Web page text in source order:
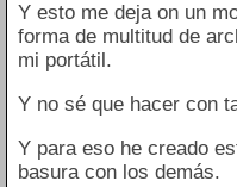
Y esto me deja on un
forma de multitud de
mi portátil.
Y no sé que hacer con
Y para eso he creado
basura con los demás.